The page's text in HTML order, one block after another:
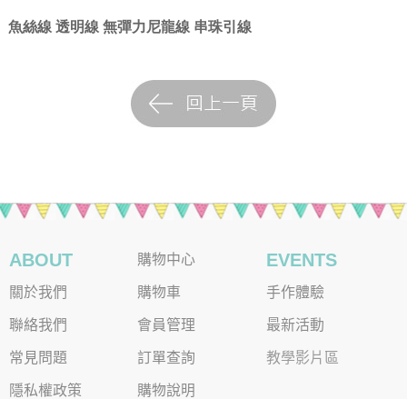
魚絲線 透明線 無彈力尼龍線 串珠引線
ABOUT
關於我們
聯絡我們
常見問題
隱私權政策
購物中心
購物車
會員管理
訂單查詢
購物說明
EVENTS
手作體驗
最新活動
教學影片區